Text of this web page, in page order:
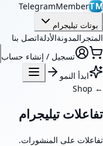
TM
TelegramMember
بوتات تيليجرام
المتجر المدونةالأدلةاتصل بنا
تسجيل / إنشاء حساب
ابدأ النمو
←
Shop
تفاعلات تيليجرام
تفاعلات على المنشورات.